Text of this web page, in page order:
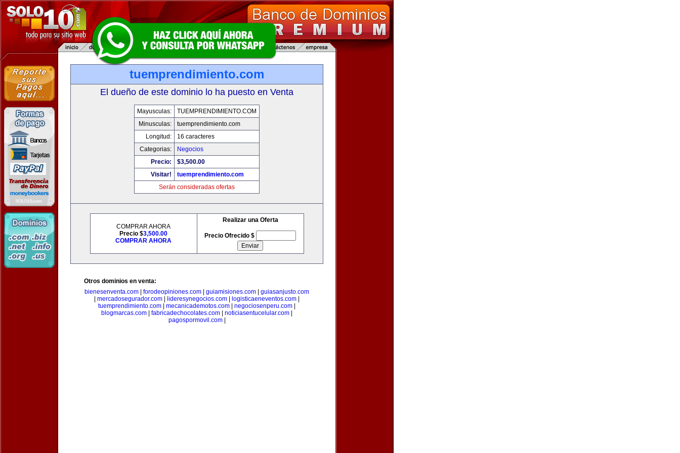
tuemprendimiento.com
El dueño de este dominio lo ha puesto en Venta
Mayusculas:
TUEMPRENDIMIENTO.COM
Minusculas:
tuemprendimiento.com
Longitud:
16 caracteres
Categorias:
Negocios
Precio:
$3,500.00
Visitar!
tuemprendimiento.com
Serán consideradas ofertas
COMPRAR AHORA
Precio $3,500.00
COMPRAR AHORA
Realizar una Oferta
Precio Ofrecido $
Otros dominios en venta:
bienesenventa.com
forodeopiniones.com guiamisiones.com
guiasanjusto.com
mercadosegurador.com lideresynegocios.com logisticaeneventos.com
tuemprendimiento.com
mecanicademotos.com negociosenperu.com
blogmarcas.com
fabricadechocolates.com noticiasentucelular.com
pagospormovil.com|